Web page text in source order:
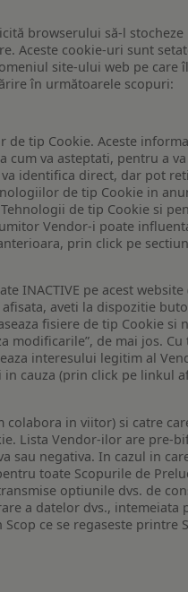
browserului să-l
Aceste cookie-uri sunt
site-ului web pe care
în următoarele scopuri:
de tip Cookie. Aceste
cum va asteptati, pentru a
identifica direct, dar pot
de tip Cookie in
de tip Cookie si
Vendor-i poate
prin click pe
INACTIVE pe acest website
aveti la dispozitie
fisiere de tip Cookie si
modificarile”, de mai jos.
interesului legitim al
cauza (prin click pe linkul
colabora in viitor) si catre
Lista Vendor-ilor are pre-
sau negativa. In cazul in
toate Scopurile de
optiunile dvs. de
a datelor dvs., intemeiata
ce se regaseste printre